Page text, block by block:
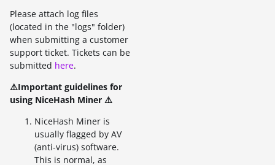
Please attach log files
(located in the "logs" folder)
when submitting a customer
support ticket. Tickets can be
submitted here.
⚠️Important guidelines for
using NiceHash Miner ⚠️
NiceHash Miner is
usually flagged by AV
(anti-virus) software.
This is normal, as